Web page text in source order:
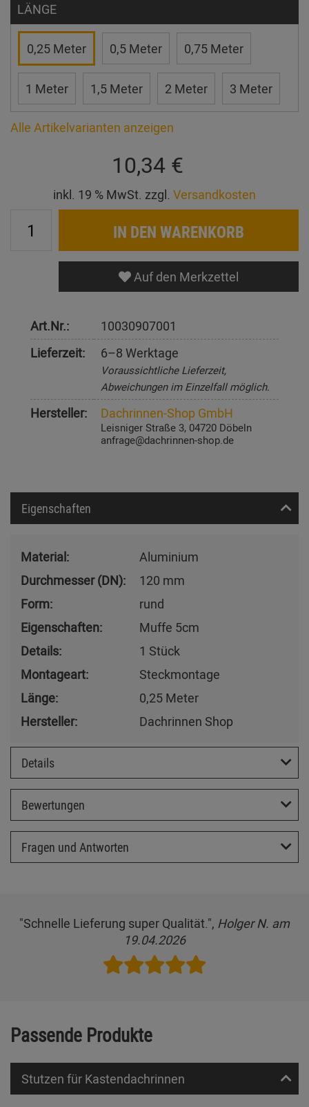
LÄNGE
0,25 Meter 0,5 Meter 0,75 Meter
1 Meter 1,5 Meter 2 Meter 3 Meter
Alle Artikelvarianten anzeigen
10,34 €
inkl. 19 % MwSt. zzgl. Versandkosten
IN DEN WARENKORB
Auf den Merkzettel
Art.Nr.:
10030907001
Lieferzeit:
6–8 Werktage
Voraussichtliche Lieferzeit,
Abweichungen im Einzelfall möglich.
Hersteller: Dachrinnen-Shop GmbH
Leisniger Straße 3, 04720 Döbeln
anfrage@dachrinnen-shop.de
Eigenschaften
Material:
Aluminium
Durchmesser (DN):
120 mm
Form:
rund
Eigenschaften:
Muffe 5cm
Details:
1 Stück
Montageart:
Steckmontage
Länge:
0,25 Meter
Hersteller:
Dachrinnen Shop
Details
Bewertungen
Fragen und Antworten
"Schnelle Lieferung super Qualität.", Holger N. am
19.04.2026
Passende Produkte
Stutzen für Kastendachrinnen